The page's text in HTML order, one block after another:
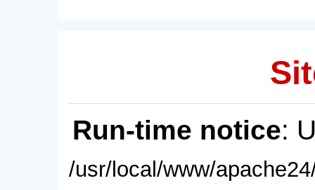
Run-time notice:
/usr/local/www/